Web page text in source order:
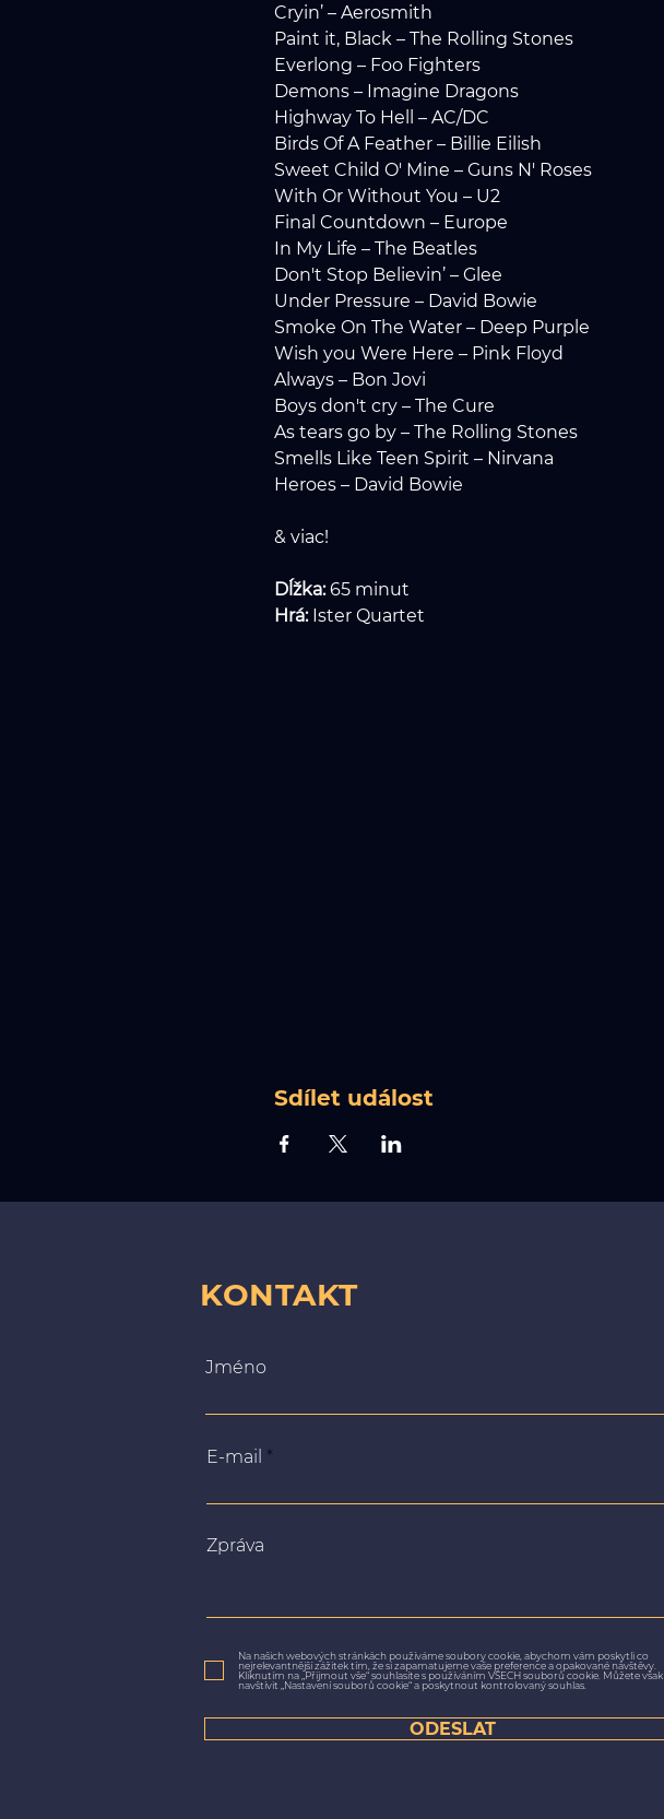
Cryin’ – Aerosmith
Paint it, Black – The Rolling Stones
Everlong – Foo Fighters
Demons – Imagine Dragons
Highway To Hell – AC/DC
Birds Of A Feather – Billie Eilish
Sweet Child O' Mine – Guns N' Roses
With Or Without You – U2
Final Countdown – Europe
In My Life – The Beatles
Don't Stop Believin’ – Glee
Under Pressure – David Bowie
Smoke On The Water – Deep Purple
Wish you Were Here – Pink Floyd
Always – Bon Jovi
Boys don't cry – The Cure
As tears go by – The Rolling Stones
Smells Like Teen Spirit – Nirvana
Heroes – David Bowie
& viac!
Dĺžka: 65 minut
Hrá: Ister Quartet
Sdílet událost
KONTAKT
Jméno
E-mail
Zpráva
Na našich webových stránkách používáme soubory cookie, abychom vám poskytli co
nejrelevantnější zážitek tím, že si zapamatujeme vaše preference a opakované návštěvy.
Kliknutím na „Přijmout vše“ souhlasíte s používáním VŠECH souborů cookie. Můžete však
navštívit „Nastavení souborů cookie“ a poskytnout kontrolovaný souhlas.
ODESLAT